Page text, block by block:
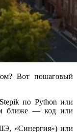
Вот пошаговый
по Python или
ближе — код или
«Синергия») или